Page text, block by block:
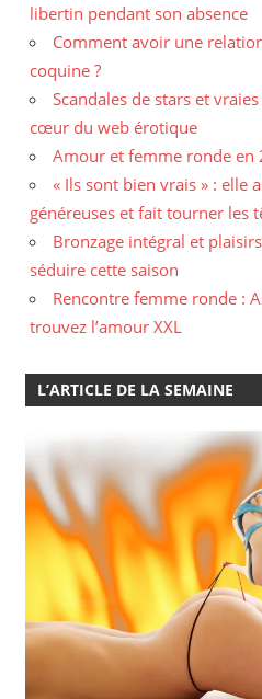
libertin pendant son absence
Comment avoir une
coquine ?
Scandales de stars et
cœur du web érotique
Amour et femme ronde en
« Ils sont bien vrais » : elle
généreuses et fait tourner les
Bronzage intégral et
séduire cette saison
Rencontre femme ronde :
trouvez l’amour XXL
L’ARTICLE DE LA SEMAINE